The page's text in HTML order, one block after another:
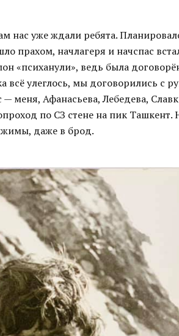
нас уже ждали ребята.
прахом, начлагеря и начспас
«психанули», ведь была
улеглось, мы договорились с
меня, Афанасьева, Лебедева,
по СЗ стене на пик Ташкент.
даже в брод.